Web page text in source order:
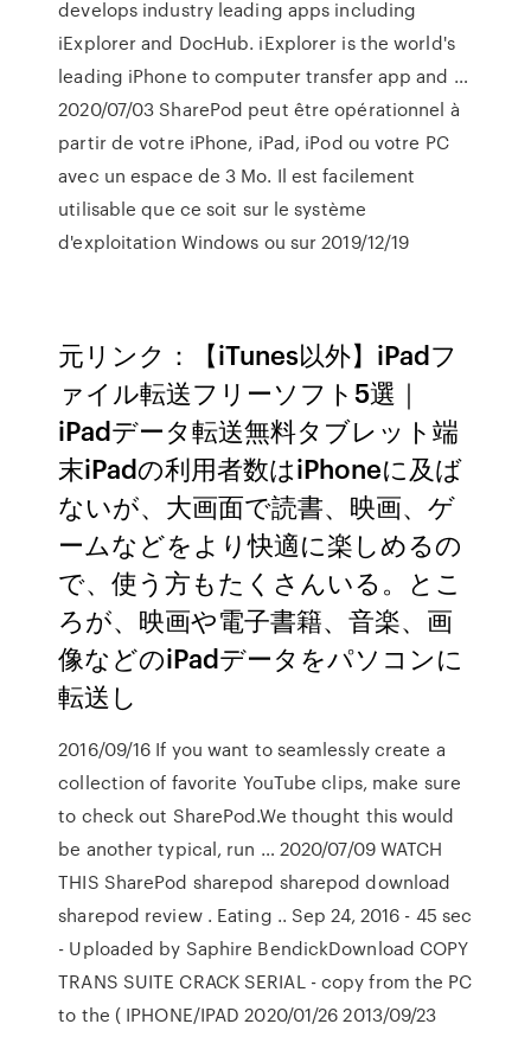
develops industry leading apps including
iExplorer and DocHub. iExplorer is the world's
leading iPhone to computer transfer app and …
2020/07/03 SharePod peut être opérationnel à
partir de votre iPhone, iPad, iPod ou votre PC
avec un espace de 3 Mo. Il est facilement
utilisable que ce soit sur le système
d'exploitation Windows ou sur 2019/12/19
元リンク：【iTunes以外】iPadフ
ァイル転送フリーソフト5選｜
iPadデータ転送無料タブレット端
末iPadの利用者数はiPhoneに及ば
ないが、大画面で読書、映画、ゲ
ームなどをより快適に楽しめるの
で、使う方もたくさんいる。とこ
ろが、映画や電子書籍、音楽、画
像などのiPadデータをパソコンに
転送し
2016/09/16 If you want to seamlessly create a
collection of favorite YouTube clips, make sure
to check out SharePod.We thought this would
be another typical, run … 2020/07/09 WATCH
THIS SharePod sharepod sharepod download
sharepod review . Eating .. Sep 24, 2016 - 45 sec
- Uploaded by Saphire BendickDownload COPY
TRANS SUITE CRACK SERIAL - copy from the PC
to the ( IPHONE/IPAD 2020/01/26 2013/09/23